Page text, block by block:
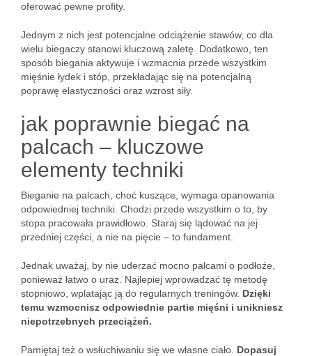
oferować pewne profity.
Jednym z nich jest potencjalne odciążenie stawów, co dla
wielu biegaczy stanowi kluczową zaletę. Dodatkowo, ten
sposób biegania aktywuje i wzmacnia przede wszystkim
mięśnie łydek i stóp, przekładając się na potencjalną
poprawę elastyczności oraz wzrost siły.
jak poprawnie biegać na
palcach – kluczowe
elementy techniki
Bieganie na palcach, choć kuszące, wymaga opanowania
odpowiedniej techniki. Chodzi przede wszystkim o to, by
stopa pracowała prawidłowo. Staraj się lądować na jej
przedniej części, a nie na pięcie – to fundament.
Jednak uważaj, by nie uderzać mocno palcami o podłoże,
ponieważ łatwo o uraz. Najlepiej wprowadzać tę metodę
stopniowo, wplatając ją do regularnych treningów. Dzięki
temu wzmocnisz odpowiednie partie mięśni i unikniesz
niepotrzebnych przeciążeń.
Pamiętaj też o wsłuchiwaniu się we własne ciało. Dopasuj